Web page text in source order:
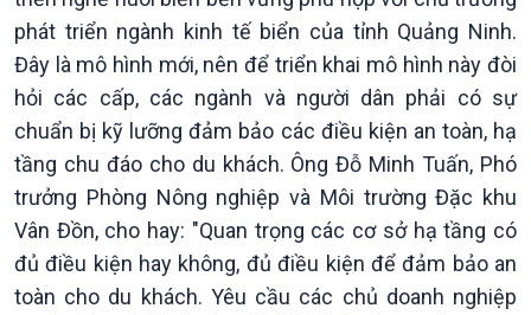
Xã hội
Tin Đời sống & Xã hội
360 độ Sức khỏe
Chuyển đổi Xanh
Tài nguyên và Môi trường
Khoa học & Công nghệ
Tin Khoa học & Công nghệ
Kết nối công nghệ
Sống chung với biến đổi
khí hậu
phát triển ngành kinh tế biển của tỉnh Quảng Ninh.
Đây là mô hình mới, nên để triển khai mô hình này đòi
hỏi các cấp, các ngành và người dân phải có sự
chuẩn bị kỹ lưỡng đảm bảo các điều kiện an toàn, hạ
tầng chu đáo cho du khách. Ông Đỗ Minh Tuấn, Phó
trưởng Phòng Nông nghiệp và Môi trường Đặc khu
Vân Đồn, cho hay: "Quan trọng các cơ sở hạ tầng có
đủ điều kiện hay không, đủ điều kiện để đảm bảo an
toàn cho du khách. Yêu cầu các chủ doanh nghiệp